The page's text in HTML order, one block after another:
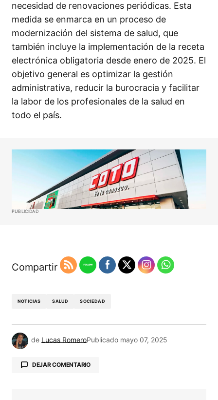
necesidad de renovaciones periódicas. Esta
medida se enmarca en un proceso de
modernización del sistema de salud, que
también incluye la implementación de la receta
electrónica obligatoria desde enero de 2025. El
objetivo general es optimizar la gestión
administrativa, reducir la burocracia y facilitar
la labor de los profesionales de la salud en
todo el país.
PUBLICIDAD
Compartir
NOTICIAS SALUD SOCIEDAD
de Lucas RomeroPublicado mayo 07, 2025
DEJAR COMENTARIO